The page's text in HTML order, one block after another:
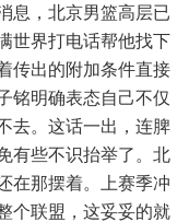
息，北京男篮高层已
世界打电话帮他找下
传出的附加条件直接
铭明确表态自己不仅
去。这话一出，连脾
有些不识抬举了。北
在那摆着。上赛季冲
个联盟，这妥妥的就